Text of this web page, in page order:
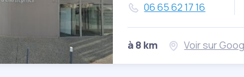
06 65 62 17 16
à 8 km Voir sur